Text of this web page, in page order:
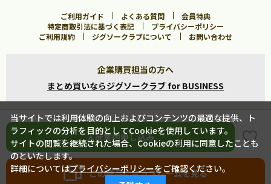
入荷案内申し込み
この商品に合うフレームを見る
ご利用ガイド よくある質問
会員特典
特定商取引法に基づく表記
プライバシーポリシー
ご利用規約
ジグソークラブについて お問い合わせ
企業購買担当の方へ
まとめ買いならジグソークラブ for BUSINESS
Copyright ©2026 Jigsawclub. All Rights Reserved.
当サイトでは利用体験の向上およびコンテンツの最適な提供、ト
ラフィックの分析を目的としてCookieを使用しています。
サイトの閲覧を継続された場合、Cookieの利用に同意したことも
のといたします。
詳細についてはプライバシーポリシーをご確認ください。